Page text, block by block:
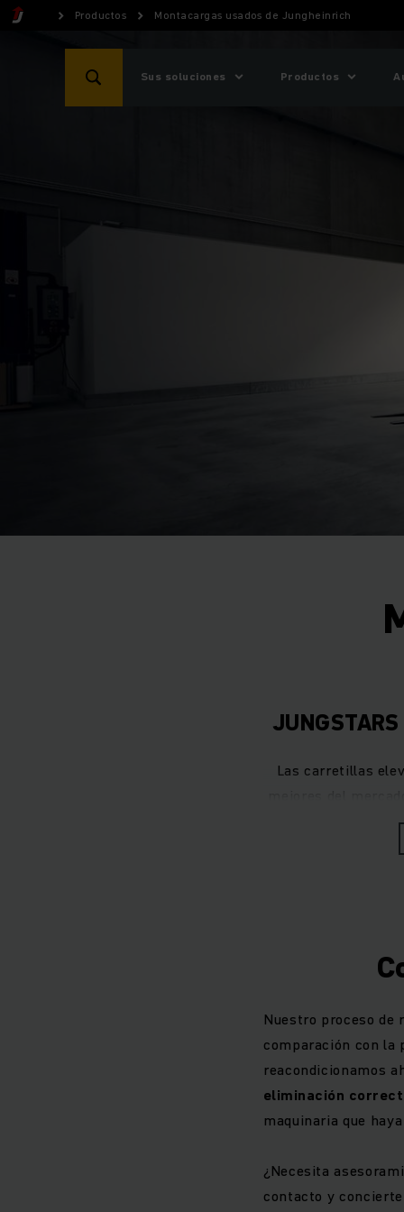
Productos Montacargas usados de Jungheinrich
Sus soluciones Productos
Las carretillas
estrellas
con una
De acuerdo con
estándares de
Nuestro proceso de
comparación con la
reacondicionamos
eliminación
maquinaria que
¿Necesita
contacto y